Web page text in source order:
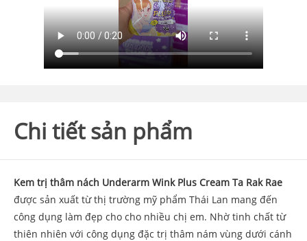
Chi tiết sản phẩm
Kem trị thâm nách Underarm Wink Plus Cream Ta Rak Rae
được sản xuất từ thị trường mỹ phẩm Thái Lan mang đến
công dụng làm đẹp cho cho nhiều chị em. Nhờ tinh chất từ
thiên nhiên với công dụng đặc trị thâm nám vùng dưới cánh